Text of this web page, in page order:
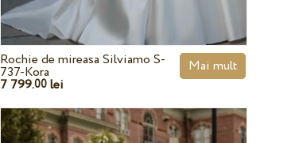
Rochie de mireasa Silviamo S-
737-Kora
7 799.00lei
Mai mult